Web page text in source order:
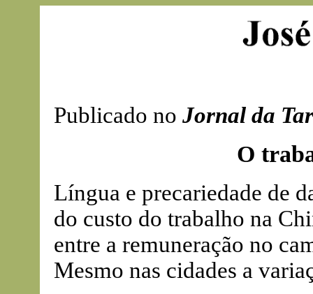
Publicado no Jornal da
O
Língua e precariedade de
do custo do trabalho na
entre a remuneração no
Mesmo nas cidades a